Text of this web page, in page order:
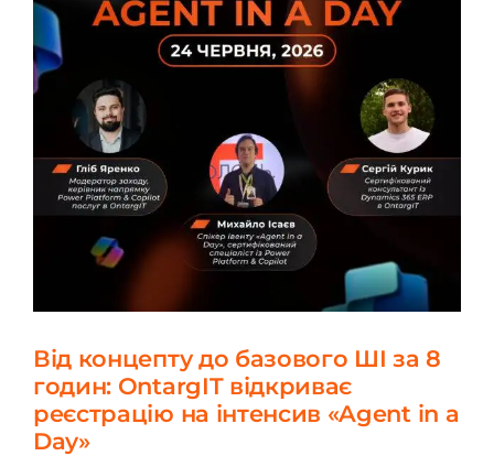
Від концепту до базового ШІ за 8
годин: OntargIT відкриває
реєстрацію на інтенсив «Agent in a
Day»